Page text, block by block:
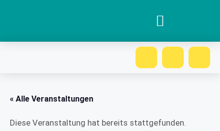
« Alle Veranstaltungen
Diese Veranstaltung hat bereits stattgefunden.